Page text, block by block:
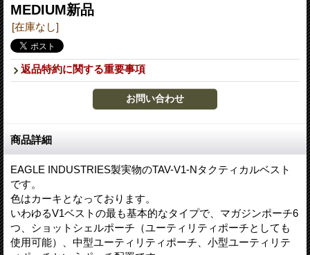
MEDIUM新品
[在庫なし]
返品特約に関する重要事項
商品詳細
EAGLE INDUSTRIES製実物のTAV-V1-Nタクティカルベスト
です。
色はカーキとなっております。
いわゆるV1ベストの最も基本的なタイプで、マガジンポーチ6
つ、ショットシェルポーチ（ユーティリティポーチとしても
使用可能）、中型ユーティリティポーチ、小型ユーティリテ